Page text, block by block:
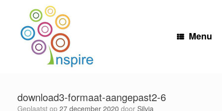
Menu
download3-formaat-aangepast2-6
Geplaatst op 27 december 2020 door Silvia